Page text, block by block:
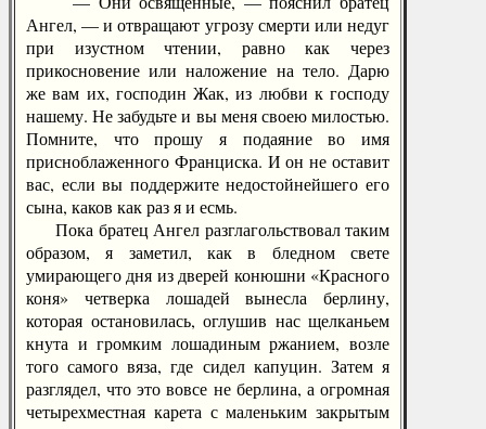
Ангел, — и отвращают угрозу смерти или недуг
при изустном чтении, равно как через
прикосновение или наложение на тело. Дарю
же вам их, господин Жак, из любви к господу
нашему. Не забудьте и вы меня своею милостью.
Помните, что прошу я подаяние во имя
присноблаженного Франциска. И он не оставит
вас, если вы поддержите недостойнейшего его
сына, каков как раз я и есмь.
Пока братец Ангел разглагольствовал таким
образом, я заметил, как в бледном свете
умирающего дня из дверей конюшни «Красного
коня» четверка лошадей вынесла берлину,
которая остановилась, оглушив нас щелканьем
кнута и громким лошадиным ржанием, возле
того самого вяза, где сидел капуцин. Затем я
разглядел, что это вовсе не берлина, а огромная
четырехместная карета с маленьким закрытым